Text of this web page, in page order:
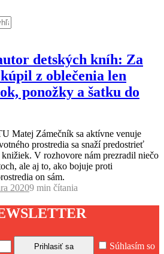
detských kníh: Za
z oblečenia len
ponožky a šatku do
Matej Zámečník sa aktívne venuje
prostredia sa snaží predostrieť
V rozhovore nám prezradil niečo
ale aj to, ako bojuje proti
on sám.
20209 min čítania
Súhlasím so